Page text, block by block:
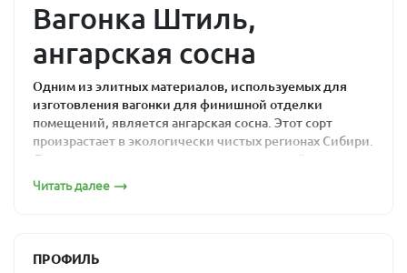
Вагонка Штиль,
ангарская сосна
Одним из элитных материалов, используемых для
изготовления вагонки для финишной отделки
помещений, является ангарская сосна. Этот сорт
произрастает в экологически чистых регионах Сибири.
Древесина имеет высокую плотность, устойчива к
воздействию отрицательных атмосферных факторов,
имеет великолепные механические свойства. Это
Если вы хотите купить в Москве вагонку из ангарской
Читать далее
ПРОФИЛЬ